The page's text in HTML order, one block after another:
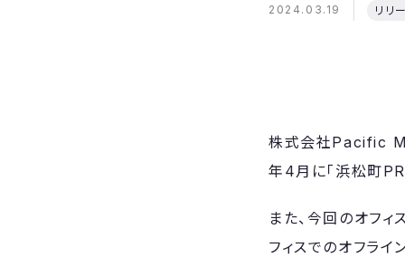
2024.03.19 リリ
株式会社Pacific
年4月に「浜松町
また、今回のオフ
フィスでのオフライ